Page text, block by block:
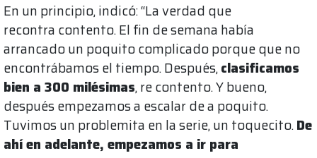
En un principio, indicó: “La verdad que
recontra contento. El fin de semana había
arrancado un poquito complicado porque que no
encontrábamos el tiempo. Después,clasificamos
bien a 300 milésimas, re contento. Y bueno,
después empezamos a escalar de a poquito.
Tuvimos un problemita en la serie, un toquecito.De
ahí en adelante, empezamos a ir para